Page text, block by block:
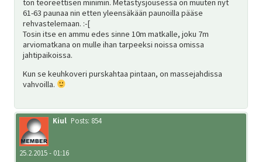
ton teoreettisen minimin. Metästysjousessa on muuten nyt
61-63 paunaa nin etten yleensäkään paunoilla pääse
rehvastelemaan. :-[
Tosin itse en ammu edes sinne 10m matkalle, joku 7m
arviomatkana on mulle ihan tarpeeksi noissa omissa
jahtipaikoissa.
Kun se keuhkoveri purskahtaa pintaan, on massejahdissa
vahvoilla.
Kiul Posts: 854
25.2.2015 - 01:16